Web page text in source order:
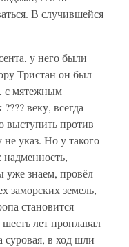
В случившейся
у него были
Тристан он был
с мятежным
веку, всегда
выступить против
указ. Но у такого
надменность,
уже знаем, провёл
заморских земель,
становится
лет проплавал
суровая, в ход шли